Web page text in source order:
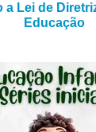
a Lei de
Educação